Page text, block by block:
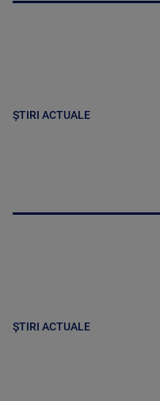
ȘTIRI ACTUALE
ȘTIRI ACTUALE